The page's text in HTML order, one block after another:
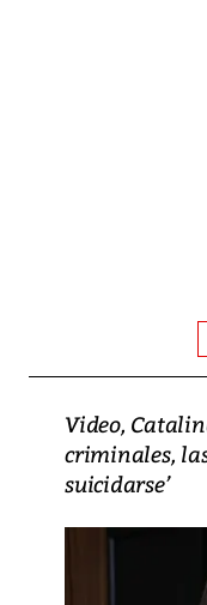
Video,
criminales,
suicidarse’